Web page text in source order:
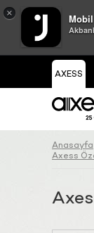
×
AXESS
Anasayfa
Axess